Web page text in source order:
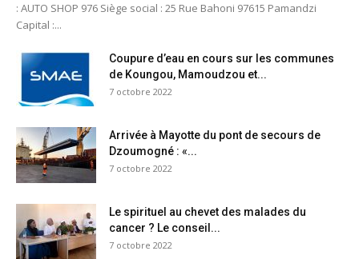
: AUTO SHOP 976 Siège social : 25 Rue Bahoni 97615 Pamandzi
Capital :...
Coupure d’eau en cours sur les communes
de Koungou, Mamoudzou et...
7 octobre 2022
Arrivée à Mayotte du pont de secours de
Dzoumogné : «...
7 octobre 2022
Le spirituel au chevet des malades du
cancer ? Le conseil...
7 octobre 2022